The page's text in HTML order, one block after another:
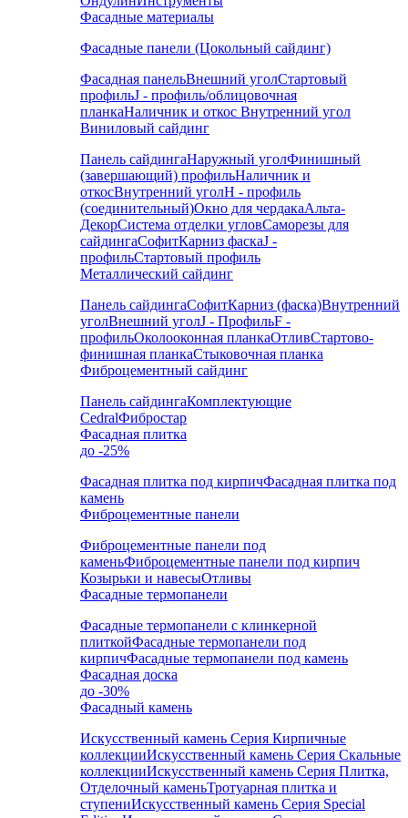
Фасадные материалы
Фасадные панели (Цокольный сайдинг)
Фасадная панельВнешний уголСтартовый
профильJ - профиль/облицовочная
планкаНаличник и откос Внутренний угол
Виниловый сайдинг
Панель сайдингаНаружный уголФинишный
(завершающий) профильНаличник и
откосВнутренний уголH - профиль
(соединительный)Окно для чердакаАльта-
ДекорСистема отделки угловСаморезы для
сайдингаСофитКарниз фаскаJ -
профильСтартовый профиль
Металлический сайдинг
Панель сайдингаСофитКарниз (фаска)Внутренний
уголВнешний уголJ - ПрофильF -
профильОколооконная планкаОтливСтартово-
финишная планкаСтыковочная планка
Фиброцементный сайдинг
Панель сайдингаКомплектующие
CedralФибростар
Фасадная плитка
до -25%
Фасадная плитка под кирпичФасадная плитка под
камень
Фиброцементные панели
Фиброцементные панели под
каменьФиброцементные панели под кирпич
Козырьки и навесыОтливы
Фасадные термопанели
Фасадные термопанели с клинкерной
плиткойФасадные термопанели под
кирпичФасадные термопанели под камень
Фасадная доска
до -30%
Фасадный камень
Искусственный камень Серия Кирпичные
коллекцииИскусственный камень Серия Скальные
коллекцииИскусственный камень Серия Плитка,
Отделочный каменьТротуарная плитка и
ступениИскусственный камень Серия Special